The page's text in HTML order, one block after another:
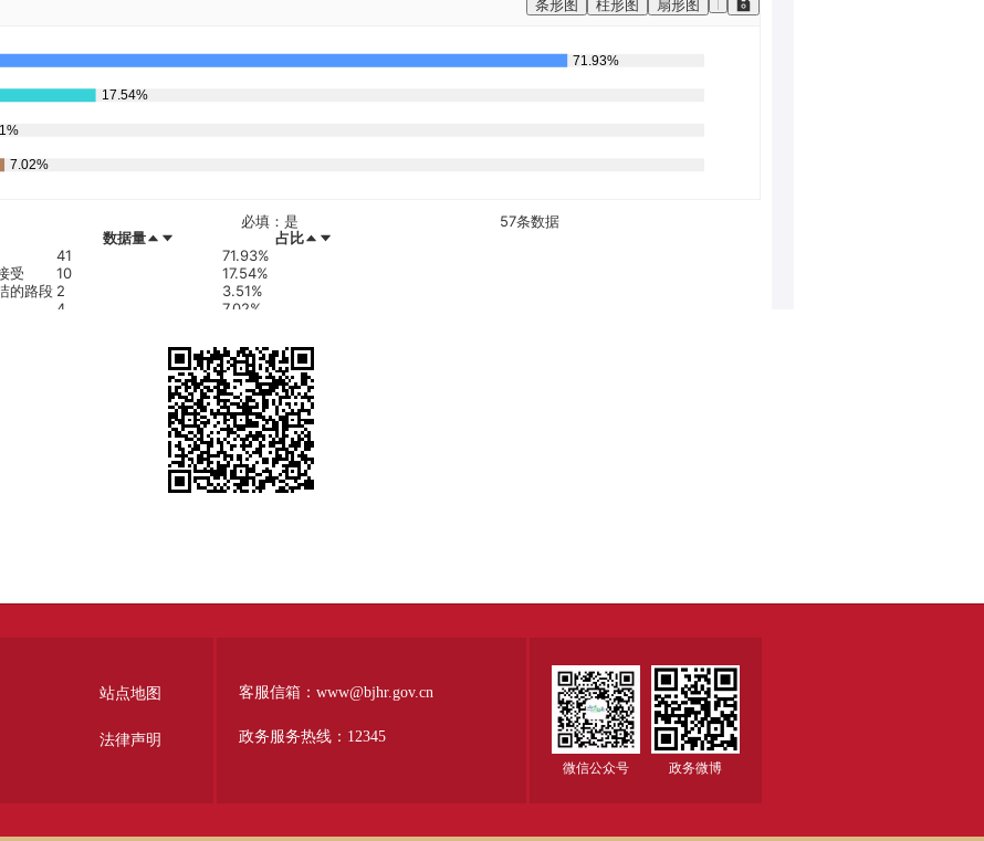
站点地图
法律声明
客服信箱：www@bjhr.gov.cn
政务服务热线：12345
微信公众号 政务微博